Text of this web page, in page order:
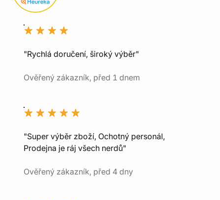
"Rychlá doručení, široký výběr"
Ověřený zákazník, před 1 dnem
"Super výběr zboží, Ochotný personál,
Prodejna je ráj všech nerdů"
Ověřený zákazník, před 4 dny